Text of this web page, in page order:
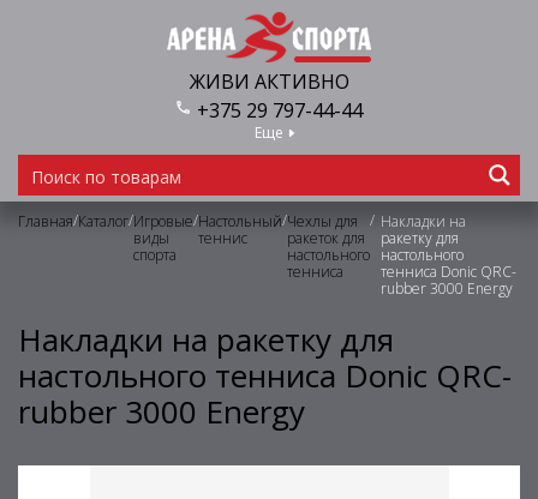
ЖИВИ АКТИВНО
+375 29 797-44-44
Еще
Главная/Каталог/Игровые
виды
спорта
/Настольный
теннис
/Чехлы для
ракеток для
настольного
тенниса
/ Накладки на
ракетку для
настольного
тенниса Donic QRC-
rubber 3000 Energy
Накладки на ракетку для
настольного тенниса Donic QRC-
rubber 3000 Energy